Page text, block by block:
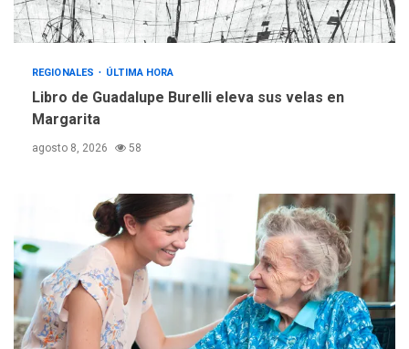
4
REGIONALES ÚLTIMA HORA
«Juan Bautista Arismendi» a
la altura de Macho Muerto
trabajan en diplomado para
creación y manejo de
estadísticas de turismo
REGIONALES ÚLTIMA HORA
Libro de Guadalupe Burelli eleva sus velas en
Margarita
agosto 8, 2026 58